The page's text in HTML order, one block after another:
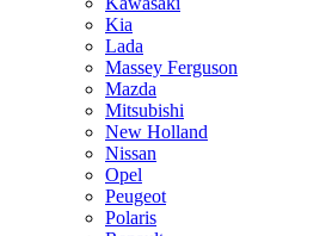
Kia
Lada
Massey Ferguson
Mazda
Mitsubishi
New Holland
Nissan
Opel
Peugeot
Polaris